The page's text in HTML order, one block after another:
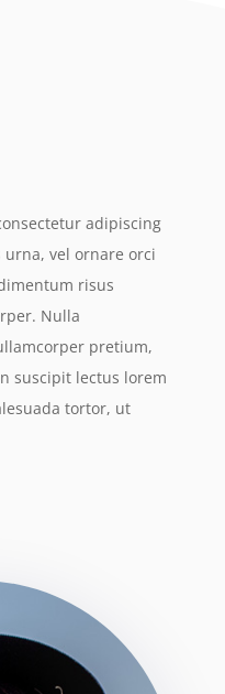
adipiscing
vel ornare orci
risus
Nulla
pretium,
suscipit lectus lorem
tortor, ut